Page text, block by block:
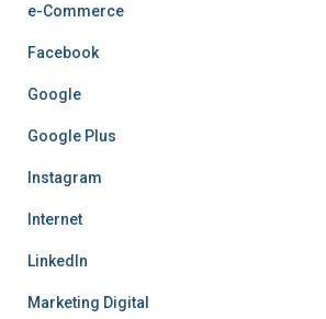
e-Commerce
Facebook
Google
Google Plus
Instagram
Internet
LinkedIn
Marketing Digital